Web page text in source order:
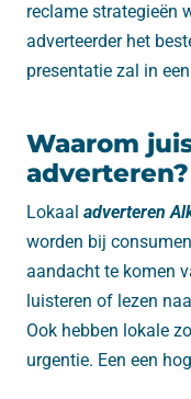
reclame strategieën
adverteerder het
presentatie zal in
Waarom
adverteren?
Lokaal adverteren
worden bij
aandacht te komen
luisteren of lezen
Ook hebben lokale
urgentie. Een een